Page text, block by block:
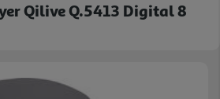
Qilive Q.5413 Digital 8